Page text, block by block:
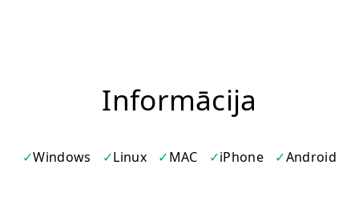
Informācija
Windows Linux MAC iPhone Android